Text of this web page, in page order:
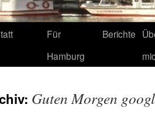
Für
Hamburg
Berichte
Guten Morgen